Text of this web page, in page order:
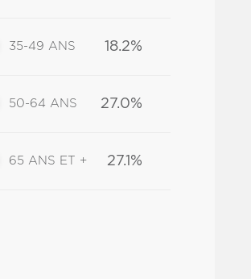
35-49 ANS 18.2%
50-64 ANS 27.0%
65 ANS ET + 27.1%